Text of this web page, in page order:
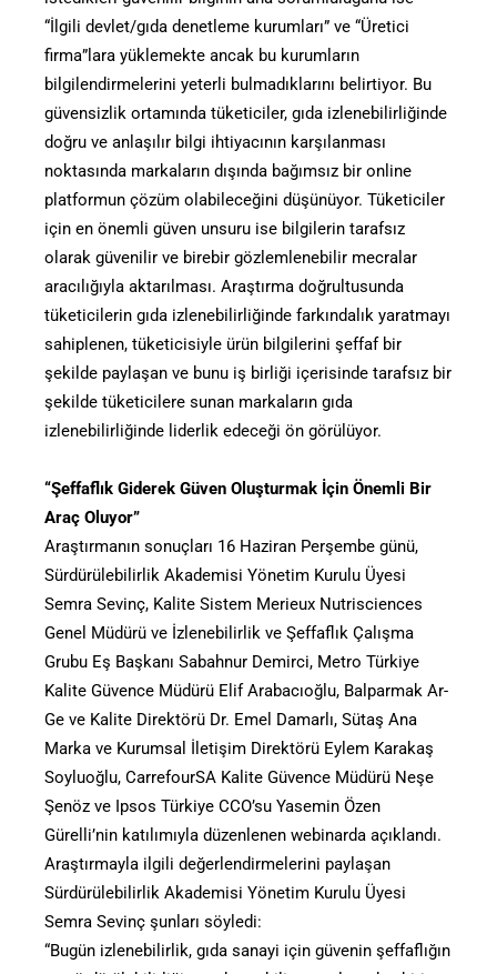
“İlgili devlet/gıda denetleme kurumları” ve “Üretici
firma”lara yüklemekte ancak bu kurumların
bilgilendirmelerini yeterli bulmadıklarını belirtiyor. Bu
güvensizlik ortamında tüketiciler, gıda izlenebilirliğinde
doğru ve anlaşılır bilgi ihtiyacının karşılanması
noktasında markaların dışında bağımsız bir online
platformun çözüm olabileceğini düşünüyor. Tüketiciler
için en önemli güven unsuru ise bilgilerin tarafsız
olarak güvenilir ve birebir gözlemlenebilir mecralar
aracılığıyla aktarılması. Araştırma doğrultusunda
tüketicilerin gıda izlenebilirliğinde farkındalık yaratmayı
sahiplenen, tüketicisiyle ürün bilgilerini şeffaf bir
şekilde paylaşan ve bunu iş birliği içerisinde tarafsız bir
şekilde tüketicilere sunan markaların gıda
izlenebilirliğinde liderlik edeceği ön görülüyor.
“Şeffaflık Giderek Güven Oluşturmak İçin Önemli Bir
Araç Oluyor”
Araştırmanın sonuçları 16 Haziran Perşembe günü,
Sürdürülebilirlik Akademisi Yönetim Kurulu Üyesi
Semra Sevinç, Kalite Sistem Merieux Nutrisciences
Genel Müdürü ve İzlenebilirlik ve Şeffaflık Çalışma
Grubu Eş Başkanı Sabahnur Demirci, Metro Türkiye
Kalite Güvence Müdürü Elif Arabacıoğlu, Balparmak Ar-
Ge ve Kalite Direktörü Dr. Emel Damarlı, Sütaş Ana
Marka ve Kurumsal İletişim Direktörü Eylem Karakaş
Soyluoğlu, CarrefourSA Kalite Güvence Müdürü Neşe
Şenöz ve Ipsos Türkiye CCO’su Yasemin Özen
Gürelli’nin katılımıyla düzenlenen webinarda açıklandı.
Araştırmayla ilgili değerlendirmelerini paylaşan
Sürdürülebilirlik Akademisi Yönetim Kurulu Üyesi
Semra Sevinç şunları söyledi:
“Bugün izlenebilirlik, gıda sanayi için güvenin şeffaflığın